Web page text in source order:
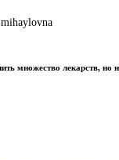
множество лекарств, но